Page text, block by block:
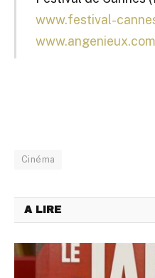
www.festival-
www.angenieux.com
Cinéma
A LIRE